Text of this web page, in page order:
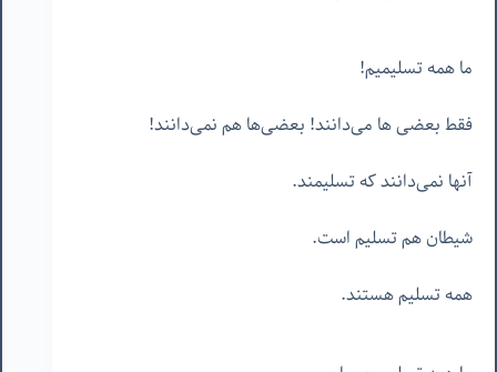
ما همه تسلیمیم!
فقط بعضی ها می‌دانند! بعضی‌ها هم نمی‌دانند!
آنها نمی‌دانند که تسلیمند.
شیطان هم تسلیم است.
همه تسلیم هستند.